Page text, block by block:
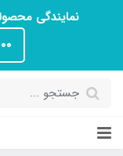
نمایندگی